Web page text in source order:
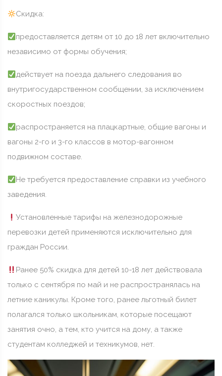
Скидка:
предоставляется детям от 10 до 18 лет включительно
независимо от формы обучения;
действует на поезда дальнего следования во
внутригосударственном сообщении, за исключением
скоростных поездов;
распространяется на плацкартные, общие вагоны и
вагоны 2-го и 3-го классов в мотор-вагонном
подвижном составе.
Не требуется предоставление справки из учебного
заведения.
Установленные тарифы на железнодорожные
перевозки детей применяются исключительно для
граждан России.
Ранее 50% скидка для детей 10-18 лет действовала
только с сентября по май и не распространялась на
летние каникулы. Кроме того, ранее льготный билет
полагался только школьникам, которые посещают
занятия очно, а тем, кто учится на дому, а также
студентам колледжей и техникумов, нет.